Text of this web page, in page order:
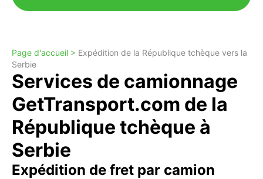
Page d'accueil > Expédition de la République tchèque vers la
Serbie
Services de camionnage
GetTransport.com de la
République tchèque à
Serbie
Expédition de fret par camion